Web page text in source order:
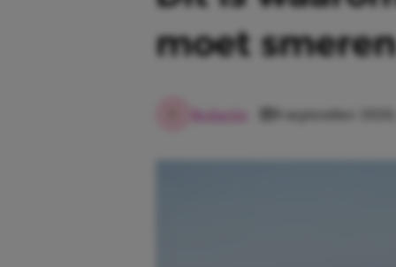
moet smeren
Redactie